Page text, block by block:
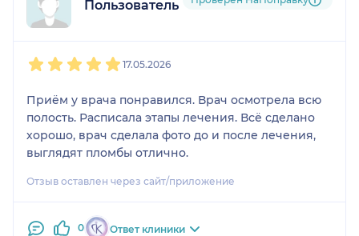
Пользователь НаПоправку
17.05.2026
Приём у врача понравился. Врач осмотрела всю
полость. Расписала этапы лечения. Всё сделано
хорошо, врач сделала фото до и после лечения,
выглядят пломбы отлично.
Отзыв оставлен через сайт/приложение
0 Ответ клиники